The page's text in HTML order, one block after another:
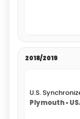
2018/2019
U.S.
Plymouth •